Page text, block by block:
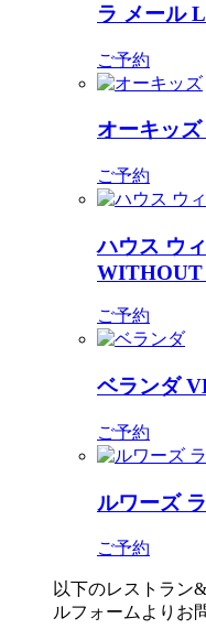
ラ メール
ご予約
オーキッズ
ご予約
ハウス ウ
ご予約
ベランダ
ご予約
ルワーズ
ご予約
以下のレストラン
ルフォームよりお